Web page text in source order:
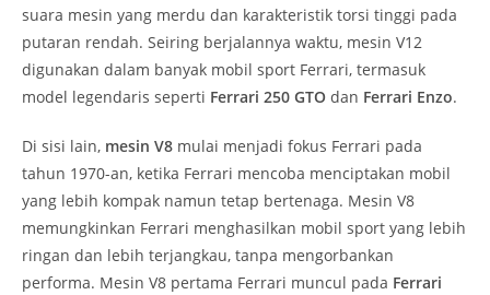
suara mesin yang merdu dan karakteristik torsi tinggi pada
putaran rendah. Seiring berjalannya waktu, mesin V12
digunakan dalam banyak mobil sport Ferrari, termasuk
model legendaris seperti Ferrari 250 GTO dan Ferrari Enzo.
Di sisi lain, mesin V8 mulai menjadi fokus Ferrari pada
tahun 1970-an, ketika Ferrari mencoba menciptakan mobil
yang lebih kompak namun tetap bertenaga. Mesin V8
memungkinkan Ferrari menghasilkan mobil sport yang lebih
ringan dan lebih terjangkau, tanpa mengorbankan
performa. Mesin V8 pertama Ferrari muncul pada Ferrari